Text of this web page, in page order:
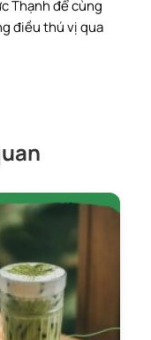
Thạnh để cùng
điều thú vị qua